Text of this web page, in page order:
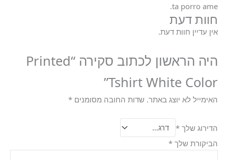
ta porro ame.
חוות דעת
אין עדיין חוות דעת.
היה הראשון לכתוב סקירה “Printed
Tshirt White Color”
האימייל לא יוצג באתר. שדות החובה מסומנים *
הדירוג שלך *
הביקורת שלך *